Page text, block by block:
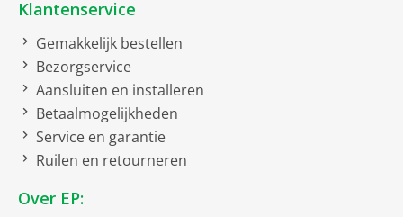
(# cm)
Algemeen
waterdicht tot
Wifi
NFC (Near Field
Bluetooth technologie
Klantenservice
Gemakkelijk bestellen
Bezorgservice
Aansluiten en installeren
Betaalmogelijkheden
Service en garantie
Ruilen en retourneren
Over EP: